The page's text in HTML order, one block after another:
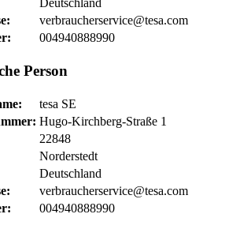
Deutschland
verbraucherservice@tesa.com
004940888990
Person
tesa SE
Hugo-Kirchberg-Straße 1
22848
Norderstedt
Deutschland
verbraucherservice@tesa.com
004940888990